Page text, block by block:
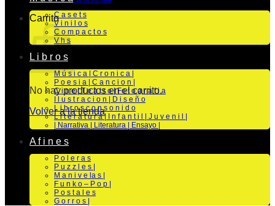
Carrito
No hay productos en el carrito.
Volver a la tienda
C a s e t s
V i n i l o s
C o m p a c t o s
V h s
L i b r o s
M ú s i c a | C r o n i c a |
P o e s i a | C a n c i o n |
C i n e | T e a t r o | Fo t o g r a f i a
I l u s t r a c i o n | D i s e ñ o
L i b r o s c o n s o n i d o
L i t e r a t u r a | I n f a n t i l | J u v e n i l |
| Narrativa | Literatura | Ensayo |
A f i n e s
P o l e r a s
P u z z l e s |
M a n i v e la s |
F u n k o – P o p |
P o s t a l e s
G o r r o s |